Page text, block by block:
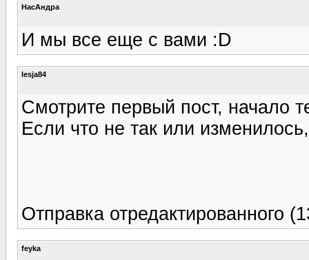
НасАндра
И мы все еще с вами :D
lesja84
Смотрите первый пост, начало
Если что не так или
Отправка отредактированного
feyka